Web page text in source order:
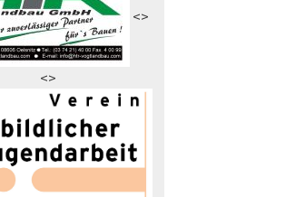
<>
<>